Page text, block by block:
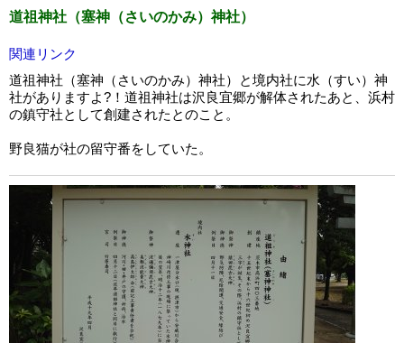
道祖神社（塞神（さいのかみ）神社）
関連リンク
道祖神社（塞神（さいのかみ）神社）と境内社に水（すい）神
社がありますよ?！道祖神社は沢良宜郷が解体されたあと、浜村
の鎮守社として創建されたとのこと。
野良猫が社の留守番をしていた。